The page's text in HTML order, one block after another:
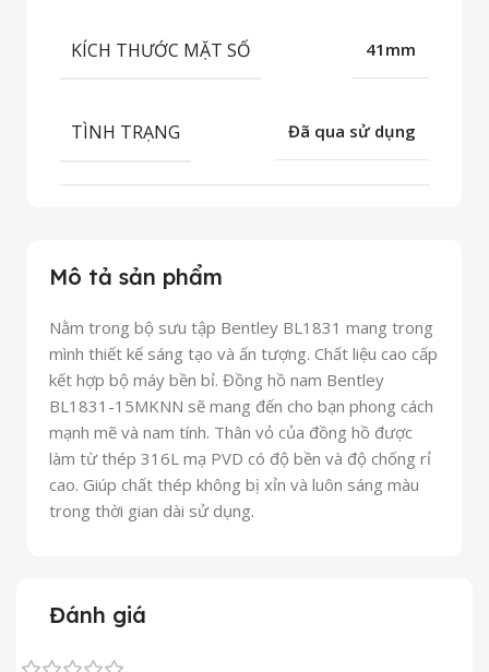
Mô tả sản phẩm
Nằm trong bộ sưu tập Bentley BL1831 mang trong
mình thiết kế sáng tạo và ấn tượng. Chất liệu cao cấp
kết hợp bộ máy bền bỉ. Đồng hồ nam Bentley
BL1831-15MKNN sẽ mang đến cho bạn phong cách
mạnh mẽ và nam tính. Thân vỏ của đồng hồ được
làm từ thép 316L mạ PVD có độ bền và độ chống rỉ
cao. Giúp chất thép không bị xỉn và luôn sáng màu
trong thời gian dài sử dụng.
KÍCH THƯỚC MẶT SỐ 41mm
TÌNH TRẠNG Đã qua sử dụng
Đánh giá